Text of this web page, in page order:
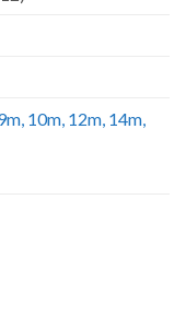
10m, 12m, 14m,